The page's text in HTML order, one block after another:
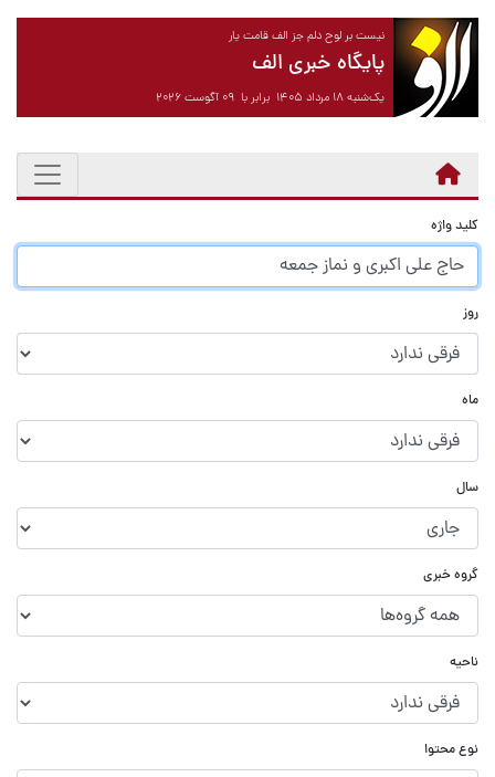
نیست بر لوح دلم جز الف قامت یار
پایگاه خبری الف
یک‌شنبه ۱۸ مرداد ۱۴۰۵ برابر با ۰۹ آگوست ۲۰۲۶
کلید واژه
روز
ماه
سال
گروه خبری
ناحیه
نوع محتوا